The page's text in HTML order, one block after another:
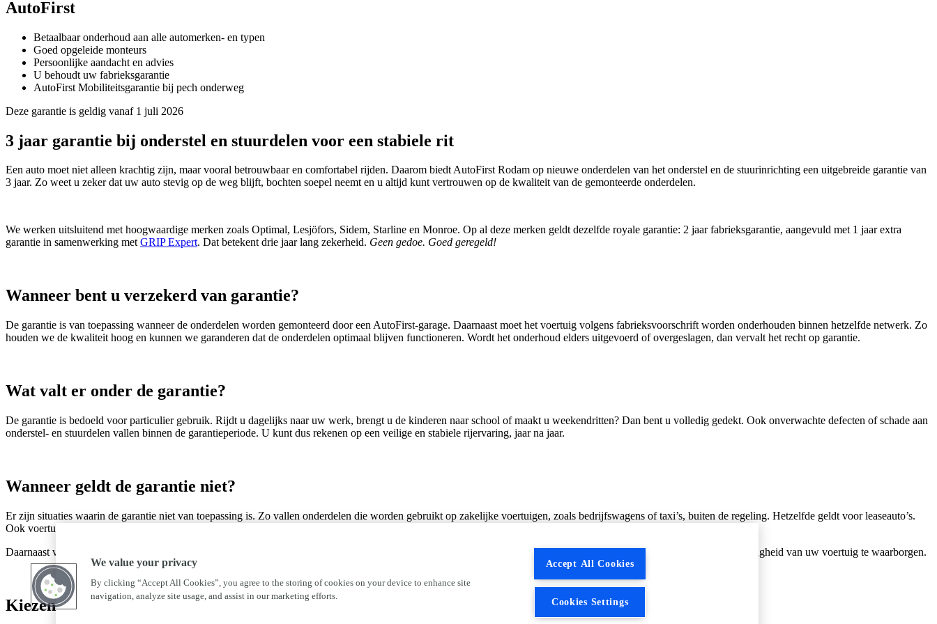
AutoFirst
Betaalbaar onderhoud aan alle automerken- en typen
Goed opgeleide monteurs
Persoonlijke aandacht en advies
U behoudt uw fabrieksgarantie
AutoFirst Mobiliteitsgarantie bij pech onderweg
Deze garantie is geldig vanaf 1 juli 2026
3 jaar garantie bij onderstel en stuurdelen voor een stabiele rit
Een auto moet niet alleen krachtig zijn, maar vooral betrouwbaar en comfortabel rijden. Daarom biedt AutoFirst Rodam op nieuwe onderdelen van het onderstel en de stuurinrichting een uitgebreide garantie van
3 jaar. Zo weet u zeker dat uw auto stevig op de weg blijft, bochten soepel neemt en u altijd kunt vertrouwen op de kwaliteit van de gemonteerde onderdelen.
We werken uitsluitend met hoogwaardige merken zoals Optimal, Lesjöfors, Sidem, Starline en Monroe. Op al deze merken geldt dezelfde royale garantie: 2 jaar fabrieksgarantie, aangevuld met 1 jaar extra
garantie in samenwerking metGRIP Expert. Dat betekent drie jaar lang zekerheid. Geen gedoe. Goed geregeld!
Wanneer bent u verzekerd van garantie?
De garantie is van toepassing wanneer de onderdelen worden gemonteerd door een AutoFirst‑garage. Daarnaast moet het voertuig volgens fabrieksvoorschrift worden onderhouden binnen hetzelfde netwerk. Zo
houden we de kwaliteit hoog en kunnen we garanderen dat de onderdelen optimaal blijven functioneren. Wordt het onderhoud elders uitgevoerd of overgeslagen, dan vervalt het recht op garantie.
Wat valt er onder de garantie?
De garantie is bedoeld voor particulier gebruik. Rijdt u dagelijks naar uw werk, brengt u de kinderen naar school of maakt u weekendritten? Dan bent u volledig gedekt. Ook onverwachte defecten of schade aan
onderstel- en stuurdelen vallen binnen de garantieperiode. U kunt dus rekenen op een veilige en stabiele rijervaring, jaar na jaar.
Wanneer geldt de garantie niet?
Er zijn situaties waarin de garantie niet van toepassing is. Zo vallen onderdelen die worden gebruikt op zakelijke voertuigen, zoals bedrijfswagens of taxi’s, buiten de regeling. Hetzelfde geldt voor leaseauto’s.
Ook voertuigen die worden ingezet voor rally’s, races of andere competitieve of recreatieve activiteiten komen niet in aanmerking voor garantie.
Daarnaast vervalt de garantie wanneer er sprake is van verkeerd gebruik, misbruik of onvoldoende onderhoud. Goed onderhoud blijft dus essentieel om de kwaliteit en veiligheid van uw voertuig te waarborgen.
Kiezen voor zekerheid en kwaliteit
We value your privacy
By clicking “Accept All Cookies”, you agree to the storing of cookies on your device to enhance site
navigation, analyze site usage, and assist in our marketing efforts.
Accept All Cookies
Cookies Settings